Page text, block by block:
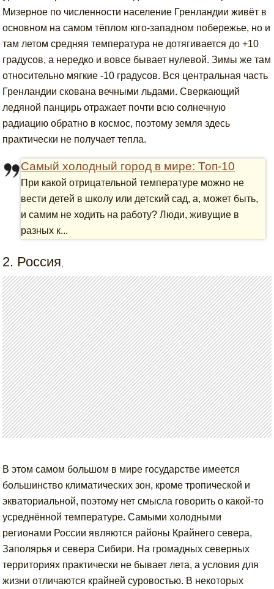
Мизерное по численности население Гренландии живёт в
основном на самом тёплом юго-западном побережье, но и
там летом средняя температура не дотягивается до +10
градусов, а нередко и вовсе бывает нулевой. Зимы же там
относительно мягкие -10 градусов. Вся центральная часть
Гренландии скована вечными льдами. Сверкающий
ледяной панцирь отражает почти всю солнечную
радиацию обратно в космос, поэтому земля здесь
практически не получает тепла.
Самый холодный город в мире: Топ-10
При какой отрицательной температуре можно не
вести детей в школу или детский сад, а, может быть,
и самим не ходить на работу? Люди, живущие в
разных к...
2. Россия,
В этом самом большом в мире государстве имеется
большинство климатических зон, кроме тропической и
экваториальной, поэтому нет смысла говорить о какой-то
усреднённой температуре. Самыми холодными
регионами России являются районы Крайнего севера,
Заполярья и севера Сибири. На громадных северных
территориях практически не бывает лета, а условия для
жизни отличаются крайней суровостью. В некоторых